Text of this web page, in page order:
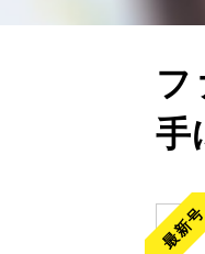
フ
手
最新